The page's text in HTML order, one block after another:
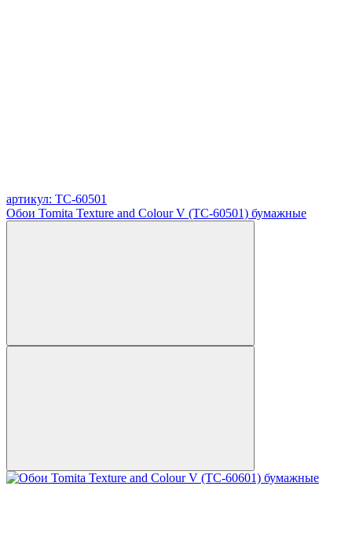
артикул: TC-60501
Обои Tomita Texture and Colour V (TC-60501) бумажные